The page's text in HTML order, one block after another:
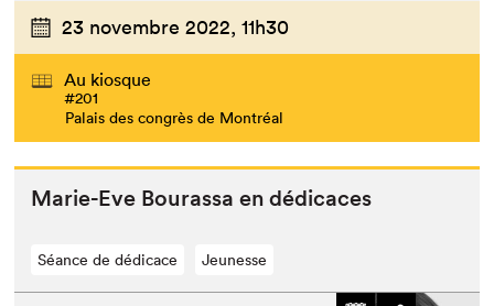
23 novembre 2022, 11h30
Au kiosque
#201
Palais des congrès de Montréal
Marie-Eve Bouras­sa en dédicaces
Séance de dédicace Jeunesse